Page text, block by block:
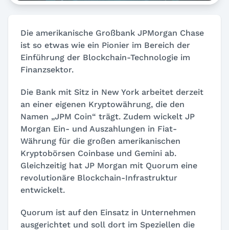
Die amerikanische Großbank JPMorgan Chase
ist so etwas wie ein Pionier im Bereich der
Einführung der Blockchain-Technologie im
Finanzsektor.
Die Bank mit Sitz in New York arbeitet derzeit
an einer eigenen Kryptowährung, die den
Namen „JPM Coin“ trägt. Zudem wickelt JP
Morgan Ein- und Auszahlungen in Fiat-
Währung für die großen amerikanischen
Kryptobörsen Coinbase und Gemini ab.
Gleichzeitig hat JP Morgan mit Quorum eine
revolutionäre Blockchain-Infrastruktur
entwickelt.
Quorum ist auf den Einsatz in Unternehmen
ausgerichtet und soll dort im Speziellen die